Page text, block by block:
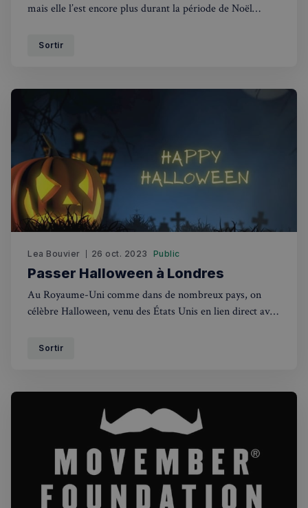
mais elle l’est encore plus durant la période de Noël
Winter Wonderland.
Sortir
Lea Bouvier 26 oct. 2023 Public
Passer Halloween à Londres
Au Royaume-Uni comme dans de nombreux pays, on
célèbre Halloween, venu des États Unis en lien direct avec
bonne soiree en famille ou entre amis.
Sortir